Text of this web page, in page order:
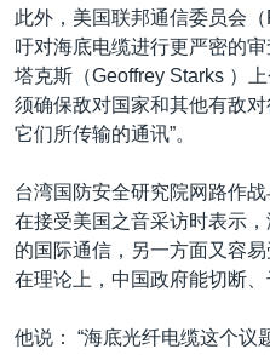
此外，美国联邦通信委员会
吁对海底电缆进行更严密的
塔克斯（Geoffrey Starks ）
须确保敌对国家和其他有敌
它们所传输的通讯”。
台湾国防安全研究院网路作
在接受美国之音采访时表示
的国际通信，另一方面又容
在理论上，中国政府能切断、
他说： “海底光纤电缆这个议